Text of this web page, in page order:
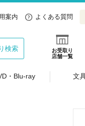
案内 よくある質問
お受取り
店舗一覧
検索
・Blu-ray 文